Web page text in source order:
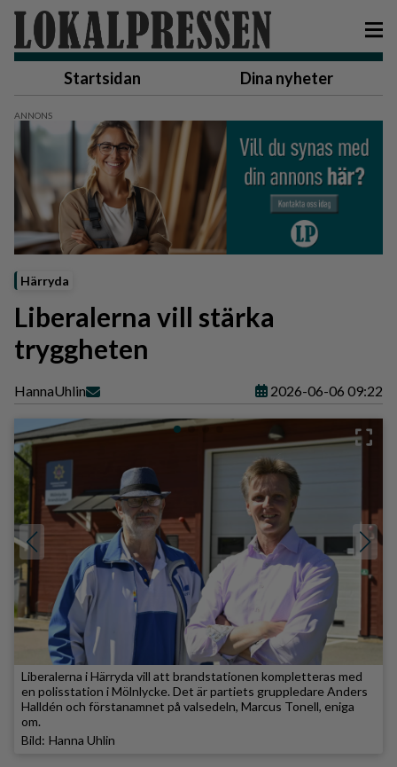
Startsidan Dina nyheter
Härryda
Liberalerna vill stärka
tryggheten
HannaUhlin 2026-06-06 09:22
Liberalerna i Härryda vill att brandstationen kompletteras med
en polisstation i Mölnlycke. Det är partiets gruppledare Anders
Halldén och förstanamnet på valsedeln, Marcus Tonell, eniga
om.
Hanna Uhlin